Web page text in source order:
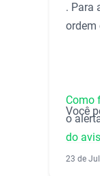
. Para
ordem
Como
o
do
Você
23 de